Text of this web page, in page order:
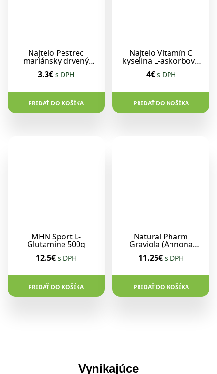
Najtelo Pestrec
mariánsky drvený
3.3€ s DPH
PRIDAŤ DO KOŠÍKA
Najtelo Vitamín C
kyselina L-askorbová
4€ s DPH
PRIDAŤ DO KOŠÍKA
MHN Sport L-
Glutamine 500g
12.5€ s DPH
PRIDAŤ DO KOŠÍKA
Natural Pharm
Graviola (Annona
11.25€ s DPH
PRIDAŤ DO KOŠÍKA
Vynikajúce